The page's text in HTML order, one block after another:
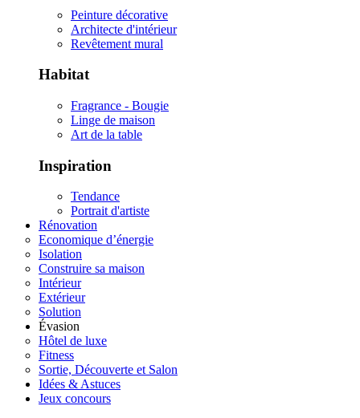
Peinture décorative
Architecte d'intérieur
Revêtement mural
Habitat
Fragrance - Bougie
Linge de maison
Art de la table
Inspiration
Tendance
Portrait d'artiste
Rénovation
Economique d’énergie
Isolation
Construire sa maison
Intérieur
Extérieur
Solution
Évasion
Hôtel de luxe
Fitness
Sortie, Découverte et Salon
Idées & Astuces
Jeux concours